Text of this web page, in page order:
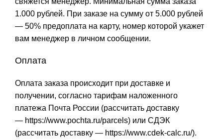
1.000 рублей. При заказе на сумму от 5.000 рублей
— 50% предоплата на карту, номер которой укажет
вам менеджер в личном сообщении.
Оплата
Оплата заказа происходит при доставке и
получении, согласно тарифам наложенного
платежа Почта России (рассчитать доставку
— https://www.pochta.ru/parcels) или СДЭК
(рассчитать доставку — https://www.cdek-calc.ru/).